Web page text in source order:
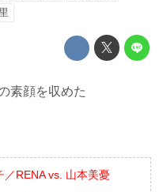
素顔を収めた
RENA vs. 山本美憂